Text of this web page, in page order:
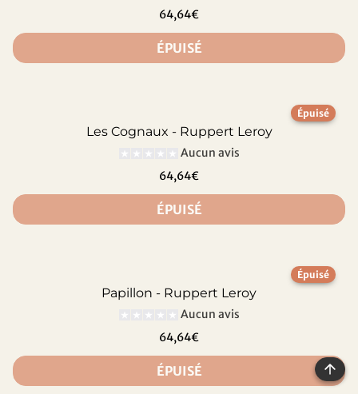
64,64€
ÉPUISÉ
Épuisé
Les Cognaux - Ruppert Leroy
Aucun avis
64,64€
ÉPUISÉ
Épuisé
Papillon - Ruppert Leroy
Aucun avis
64,64€
ÉPUISÉ